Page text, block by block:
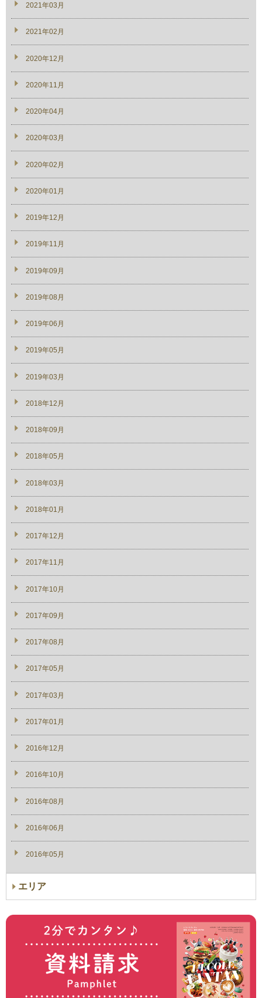
2021年03月
2021年02月
2020年12月
2020年11月
2020年04月
2020年03月
2020年02月
2020年01月
2019年12月
2019年11月
2019年09月
2019年08月
2019年06月
2019年05月
2019年03月
2018年12月
2018年09月
2018年05月
2018年03月
2018年01月
2017年12月
2017年11月
2017年10月
2017年09月
2017年08月
2017年05月
2017年03月
2017年01月
2016年12月
2016年10月
2016年08月
2016年06月
2016年05月
エリア